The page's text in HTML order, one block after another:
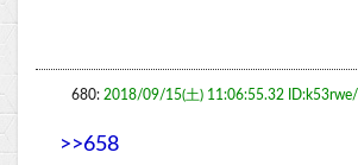
680: 2018/09/15(土) 11:06:55.32
>>658